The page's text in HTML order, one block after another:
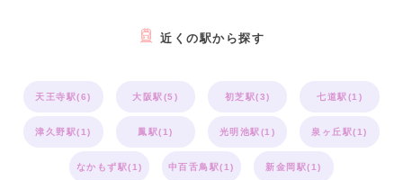
近くの駅から探す
天王寺駅(6) 大阪駅(5) 初芝駅(3) 七道駅(1)
津久野駅(1) 鳳駅(1) 光明池駅(1) 泉ヶ丘駅(1)
なかもず駅(1) 中百舌鳥駅(1) 新金岡駅(1)